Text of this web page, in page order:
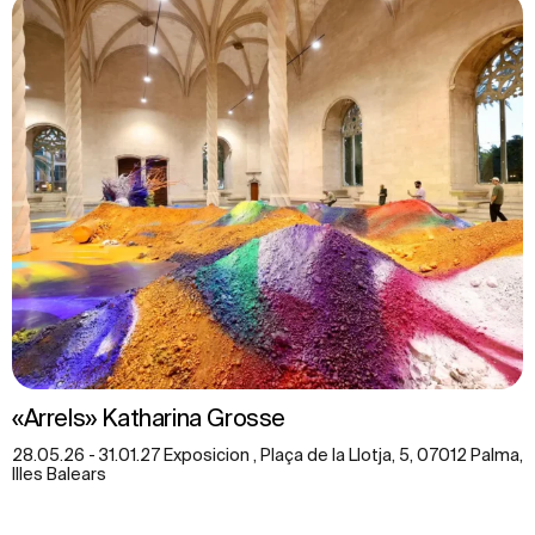
«Arrels» Katharina Grosse
28.05.26 - 31.01.27 Exposicion , Plaça de la Llotja, 5, 07012 Palma,
Illes Balears